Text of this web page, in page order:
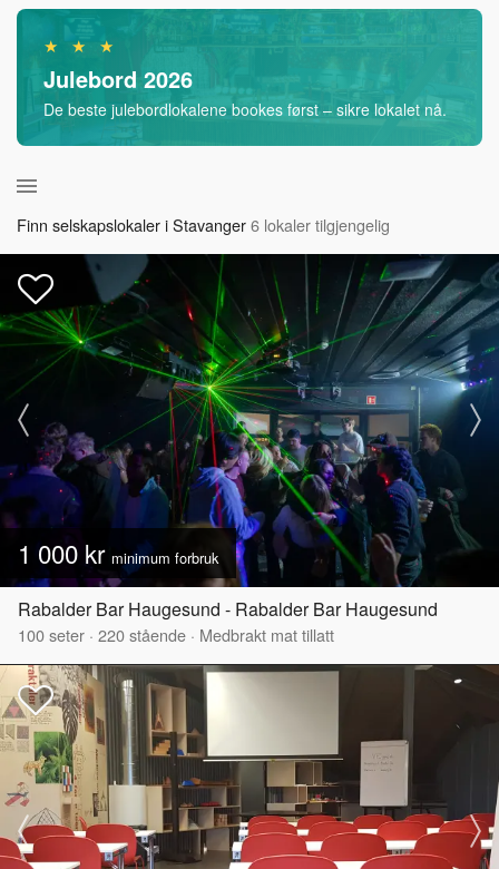
★ ★ ★
Julebord 2026
De beste julebordlokalene bookes først – sikre lokalet nå.
Finn selskapslokaler i Stavanger6 lokaler tilgjengelig
1 000 kr minimum forbruk
Rabalder Bar Haugesund - Rabalder Bar Haugesund
100seter · 220stående · Medbrakt mat tillatt